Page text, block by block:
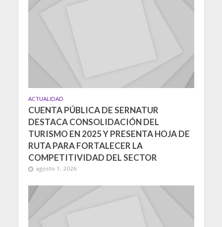
ACTUALIDAD
CUENTA PÚBLICA DE SERNATUR
DESTACA CONSOLIDACIÓN DEL
TURISMO EN 2025 Y PRESENTA HOJA DE
RUTA PARA FORTALECER LA
COMPETITIVIDAD DEL SECTOR
agosto 1, 2026